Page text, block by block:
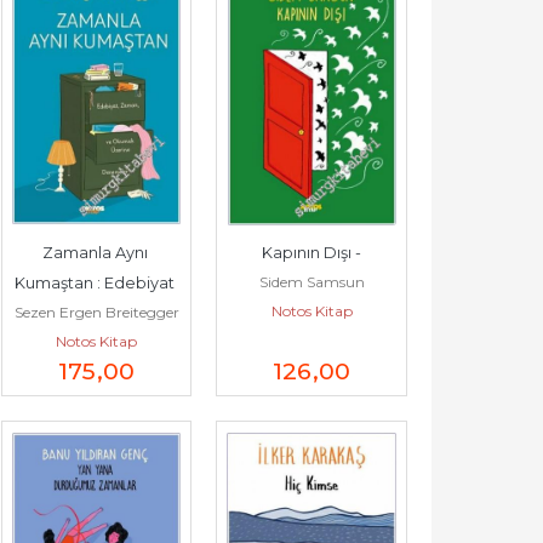
Zamanla Aynı
Kumaştan : Edebiyat
Zaman ve Okumak
Üzerine Denemeler -
Sezen Ergen Breitegger
Notos Kitap
175,00
Kapının Dışı -
Sidem Samsun
Notos Kitap
126,00